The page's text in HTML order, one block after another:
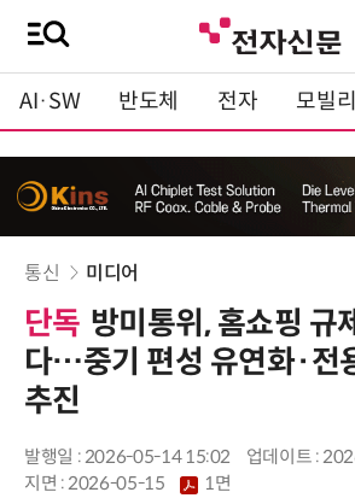
AI·SW 반도체 전자 모빌
통신 미디어
단독 방미통위, 홈쇼핑 규
다…중기 편성 유연화·전
추진
발행일 : 2026-05-14 15:02
업데이트 :
지면 :2026-05-15 1면